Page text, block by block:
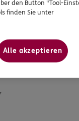
den Button "Tool-
finden Sie unter
Alle akzeptieren